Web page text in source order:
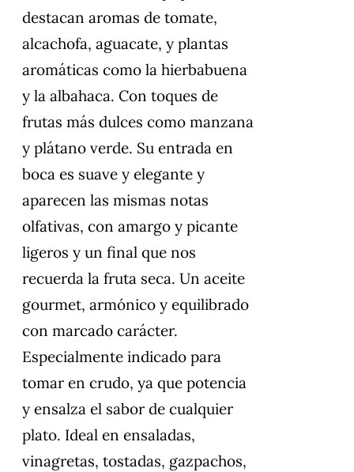
destacan aromas de tomate,
alcachofa, aguacate, y plantas
aromáticas como la hierbabuena
y la albahaca. Con toques de
frutas más dulces como manzana
y plátano verde. Su entrada en
boca es suave y elegante y
aparecen las mismas notas
olfativas, con amargo y picante
ligeros y un final que nos
recuerda la fruta seca. Un aceite
gourmet, armónico y equilibrado
con marcado carácter.
Especialmente indicado para
tomar en crudo, ya que potencia
y ensalza el sabor de cualquier
plato. Ideal en ensaladas,
vinagretas, tostadas, gazpachos,